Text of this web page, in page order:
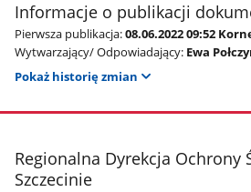
Informacje o publikacji
Pierwsza publikacja:08.06.2022 09:52
Wytwarzający/ Odpowiadający: Ewa
Pokaż historię zmian
stopka
Regionalna Dyrekcja Ochrony
Szczecinie